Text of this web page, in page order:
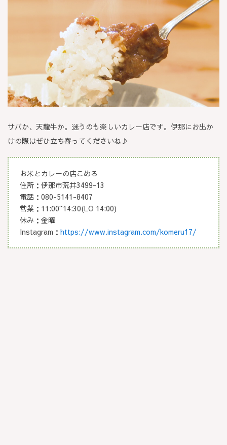
サバか、天龍牛か。迷うのも楽しいカレー店です。伊那にお出か
けの際はぜひ立ち寄ってくださいね♪
お米とカレーの店こめる
住所：伊那市荒井3499-13
電話：080-5141-8407
営業：11:00~14:30(LO 14:00)
​休み：金曜
Instagram： https://www.instagram.com/komeru17/